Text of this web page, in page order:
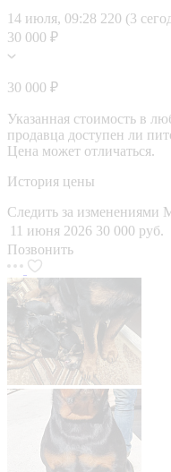
14 июля, 09:28 220 (3
30 000 ₽
30 000 ₽
Указанная стоимость в
продавца доступен ли
Цена может отличаться.
История цены
Следить за изменениями
11 июня 2026 30 000 руб.
Позвонить